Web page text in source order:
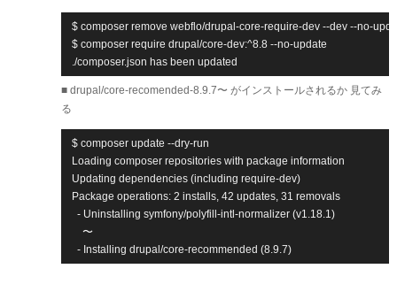
$ composer remove webflo/drupal-core-require-dev --dev --no-
$ composer require drupal/core-dev:^8.8 --no-update
./composer.json has been updated
■ drupal/core-recomended-8.9.7〜 がインストールされるか 見てみ
る
$ composer update --dry-run
Loading composer repositories with package information
Updating dependencies (including require-dev)
Package operations: 2 installs, 42 updates, 31 removals
  - Uninstalling symfony/polyfill-intl-normalizer (v1.18.1)
〜